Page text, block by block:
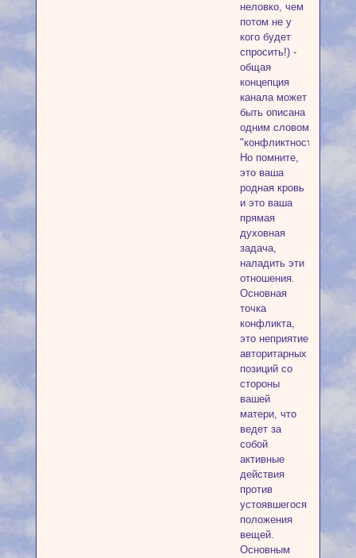
неловко, чем
потом не у
кого будет
спросить!) -
общая
концепция
канала может
быть описана
одним словом
"конфликтность".
Но помните,
это ваша
родная кровь
и это ваша
прямая
духовная
задача,
наладить эти
отношения.
Основная
точка
конфликта,
это неприятие
авторитарных
позиций со
стороны
вашей
матери, что
ведет за
собой
активные
действия
против
устоявшегося
положения
вещей.
Основным